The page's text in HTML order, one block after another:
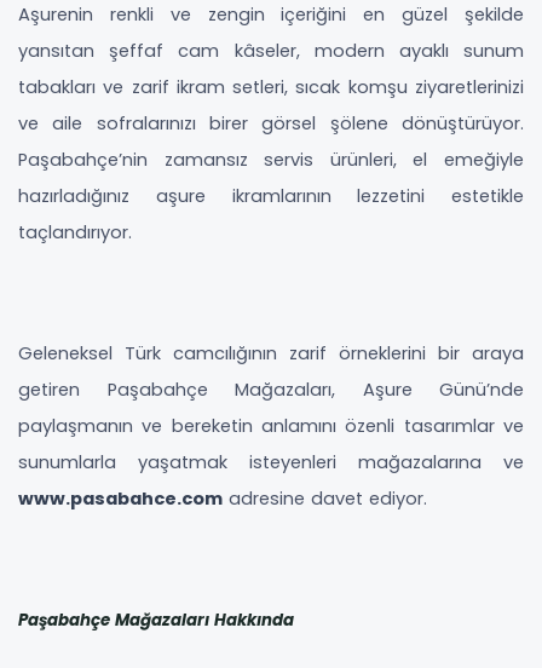
Aşurenin renkli ve zengin içeriğini en güzel şekilde
yansıtan şeffaf cam kâseler, modern ayaklı sunum
tabakları ve zarif ikram setleri, sıcak komşu ziyaretlerinizi
ve aile sofralarınızı birer görsel şölene dönüştürüyor.
Paşabahçe’nin zamansız servis ürünleri, el emeğiyle
hazırladığınız aşure ikramlarının lezzetini estetikle
taçlandırıyor.
Geleneksel Türk camcılığının zarif örneklerini bir araya
getiren Paşabahçe Mağazaları, Aşure Günü’nde
paylaşmanın ve bereketin anlamını özenli tasarımlar ve
sunumlarla yaşatmak isteyenleri mağazalarına ve
www.pasabahce.com adresine davet ediyor.
Paşabahçe Mağazaları Hakkında